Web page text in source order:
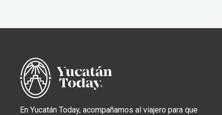
En Yucatán Today, acompañamos al viajero para que